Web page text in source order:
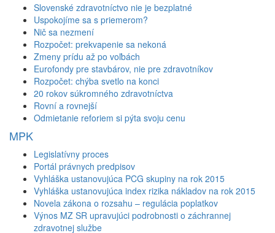
Slovenské zdravotníctvo nie je bezplatné
Uspokojíme sa s priemerom?
Nič sa nezmení
Rozpočet: prekvapenie sa nekoná
Zmeny prídu až po voľbách
Eurofondy pre stavbárov, nie pre zdravotníkov
Rozpočet: chýba svetlo na konci
20 rokov súkromného zdravotníctva
Rovní a rovnejší
Odmietanie reforiem si pýta svoju cenu
MPK
Legislatívny proces
Portál právnych predpisov
Vyhláška ustanovujúca PCG skupiny na rok 2015
Vyhláška ustanovujúca index rizika nákladov na rok 2015
Novela zákona o rozsahu – regulácia poplatkov
Výnos MZ SR upravujúci podrobnosti o záchrannej
zdravotnej službe